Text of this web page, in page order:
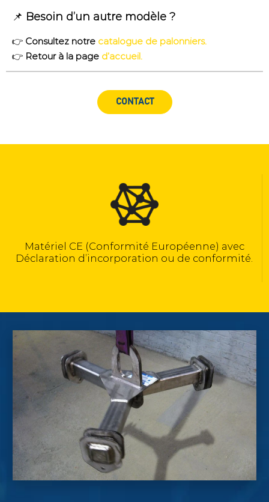
📌 Besoin d’un autre modèle ?
👉 Consultez notre catalogue de palonniers.
👉 Retour à la page d’accueil.
CONTACT
Matériel CE (Conformité Européenne) avec
Déclaration d’incorporation ou de conformité.